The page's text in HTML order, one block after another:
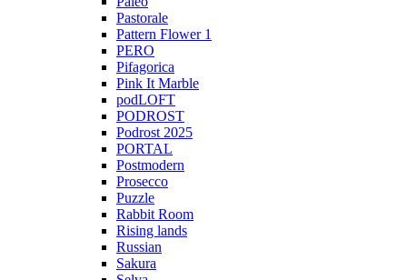
Pastorale
Pattern Flower 1
PERO
Pifagorica
Pink It Marble
podLOFT
PODROST
Podrost 2025
PORTAL
Postmodern
Prosecco
Puzzle
Rabbit Room
Rising lands
Russian
Sakura